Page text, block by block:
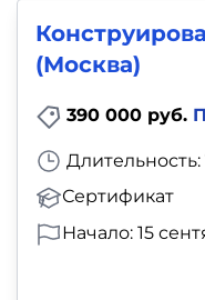
(Москва)
390 000 руб.
Длительность:
Сертификат
Начало: 15